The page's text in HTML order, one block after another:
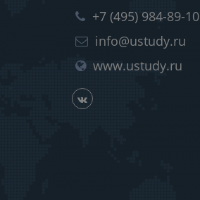
+7 (495) 984-89-10
info@ustudy.ru
www.ustudy.ru